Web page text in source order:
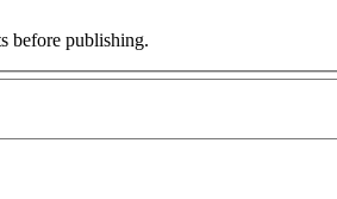
before publishing.